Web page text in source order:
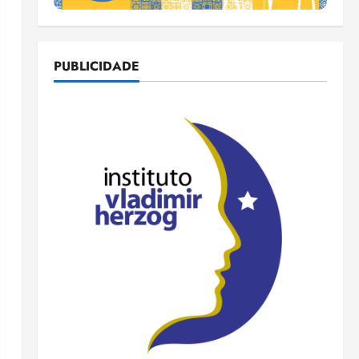
PUBLICIDADE